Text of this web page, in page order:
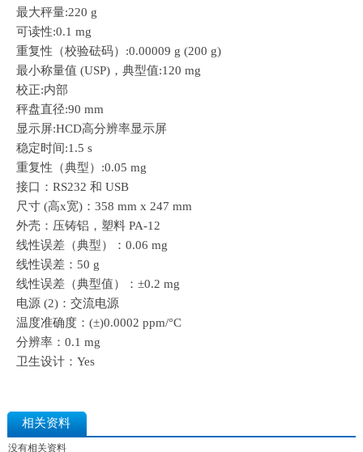
最大秤量:220 g
可读性:0.1 mg
重复性（校验砝码）:0.00009 g (200 g)
最小称量值 (USP)，典型值:120 mg
校正:内部
秤盘直径:90 mm
显示屏:HCD高分辨率显示屏
稳定时间:1.5 s
重复性（典型）:0.05 mg
接口：RS232 和 USB
尺寸 (高x宽)：358 mm x 247 mm
外壳：压铸铝，塑料 PA-12
线性误差（典型）：0.06 mg
线性误差：50 g
线性误差（典型值）：±0.2 mg
电源 (2)：交流电源
温度准确度：(±)0.0002 ppm/°C
分辨率：0.1 mg
卫生设计：Yes
相关资料
没有相关资料